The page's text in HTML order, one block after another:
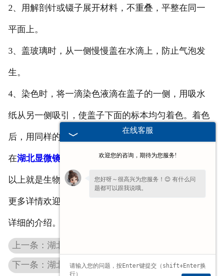
2、用解剖针或镊子展开材料，不重叠，平整在同一
平面上。
3、盖玻璃时，从一侧慢慢盖在水滴上，防止气泡发
生。
4、染色时，将一滴染色液滴在盖子的一侧，用吸水
纸从另一侧吸引，使盖子下面的标本均匀着色。着色
后，用同样的方法，滴一滴清水，把染色液吸出后，
在湖北显微镜
以上就是生物切片厂家总结的关于玻片的相关事项，
更多详情欢迎致电或留言，我们的工作人员会为您做
详细的介绍。
下一条：湖北机贴足球和手缝、湖北机缝足球的不同之处
在线客服
欢迎您的咨询，期待为您服务!
您好呀～很高兴为您服务！😊 有什么问
题都可以跟我说哦。